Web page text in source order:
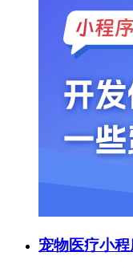
宠物医疗小